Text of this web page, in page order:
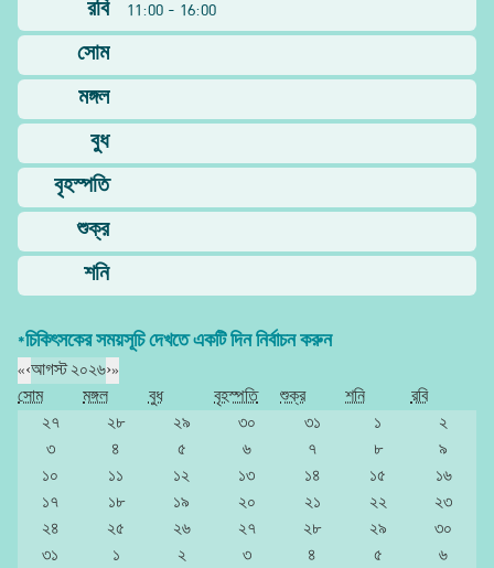
রবি
11:00 - 16:00
সোম
মঙ্গল
বুধ
বৃহস্পতি
শুক্র
শনি
*চিকিৎসকের সময়সূচি দেখতে একটি দিন নির্বাচন করুন
«‹আগস্ট ২০২৬›»
সোম
মঙ্গল বুধ বৃহস্পতি শুক্র শনি
রবি
২৭
২৮ ২৯ ৩০ ৩১ ১
২
৩
৪ ৫ ৬ ৭ ৮
৯
১০
১১ ১২ ১৩ ১৪ ১৫
১৬
১৭
১৮ ১৯ ২০ ২১ ২২
২৩
২৪
২৫ ২৬ ২৭ ২৮ ২৯
৩০
৩১
১ ২ ৩ ৪ ৫ ৬